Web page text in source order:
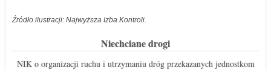
Źródło ilustracji: Najwyższa Izba Kontroli.
Niechciane drogi
NIK o organizacji ruchu i utrzymaniu dróg przekazanych jednostkom